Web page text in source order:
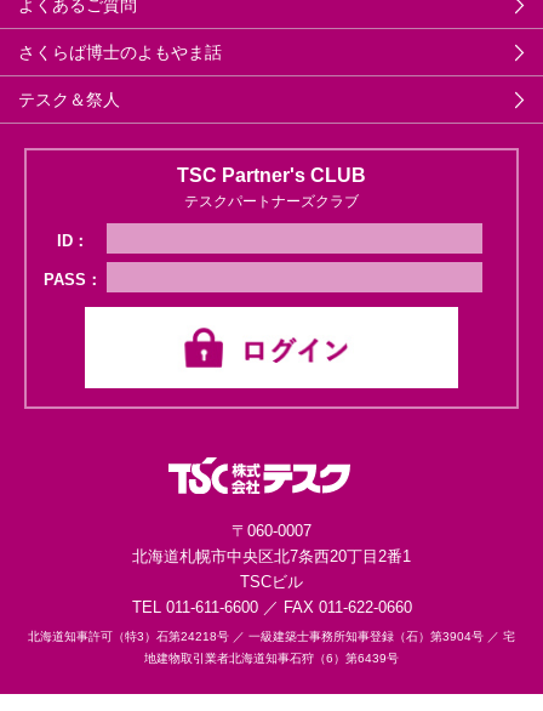
よくあるご質問
さくらば博士のよもやま話
テスク＆祭人
TSC Partner's CLUB
テスクパートナーズクラブ
ID：
PASS：
〒060-0007
北海道札幌市中央区北7条西20丁目2番1
TSCビル
TEL 011-611-6600 ／ FAX 011-622-0660
北海道知事許可（特3）石第24218号 ／ 一級建築士事務所知事登録（石）第3904号 ／ 宅
地建物取引業者北海道知事石狩（6）第6439号